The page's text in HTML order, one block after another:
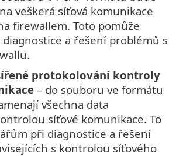
veškerá síťová komunikace
firewallem. Toto pomůže
a řešení problémů s
protokolování kontroly
– do souboru ve formátu
všechna data
síťové komunikace. To
při diagnostice a řešení
s kontrolou síťového